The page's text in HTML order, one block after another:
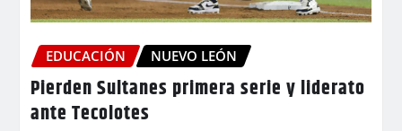
EDUCACIÓN NUEVO LEÓN
Pierden Sultanes primera serie y liderato
ante Tecolotes